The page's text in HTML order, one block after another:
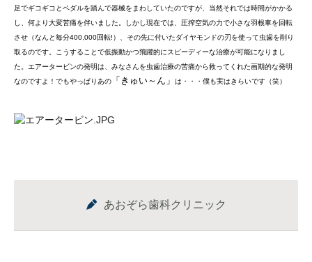
足でギコギコとペダルを踏んで器械をまわしていたのですが、当然それでは時間がかかる
し、何より大変苦痛を伴いました。しかし現在では、圧搾空気の力で小さな羽根車を回転
させ（なんと毎分400,000回転!）、その先に付いたダイヤモンドの刃を使って虫歯を削り
取るのです。こうすることで低振動かつ飛躍的にスピーディーな治療が可能になりまし
た。エアータービンの発明は、みなさんを虫歯治療の苦痛から救ってくれた画期的な発明
なのですよ！でもやっぱりあの
「きゅい～ん」 は・・・僕も実はきらいです（笑）
あおぞら歯科クリニック